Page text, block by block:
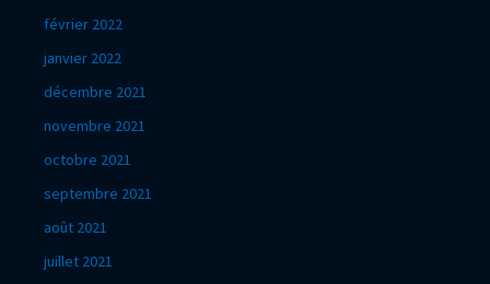
février 2022
janvier 2022
décembre 2021
novembre 2021
octobre 2021
septembre 2021
août 2021
juillet 2021